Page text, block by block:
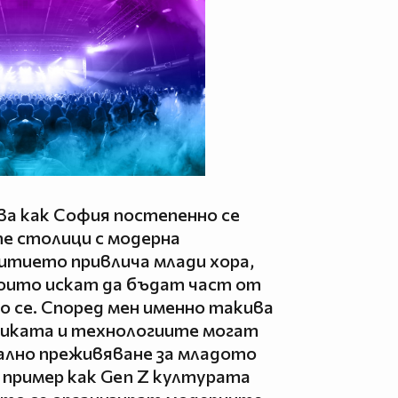
как София постепенно се
столици с модерна
привлича млади хора,
искат да бъдат част от
се. Според мен именно такива
и технологиите могат
преживяване за младото
как Gen Z културата